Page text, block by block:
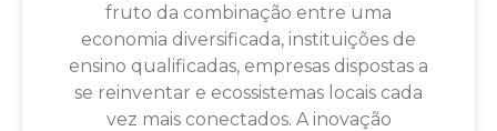
fruto da combinação entre uma
economia diversificada, instituições de
ensino qualificadas, empresas dispostas a
se reinventar e ecossistemas locais cada
vez mais conectados. A inovação